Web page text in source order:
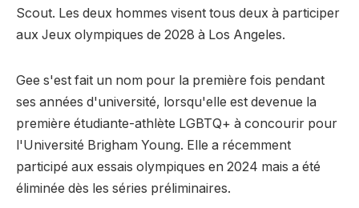
Scout. Les deux hommes visent tous deux à participer
aux Jeux olympiques de 2028 à Los Angeles.
Gee s'est fait un nom pour la première fois pendant
ses années d'université, lorsqu'elle est devenue la
première étudiante-athlète LGBTQ+ à concourir pour
l'Université Brigham Young. Elle a récemment
participé aux essais olympiques en 2024 mais a été
éliminée dès les séries préliminaires.